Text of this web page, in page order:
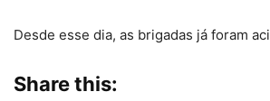
Desde esse dia, as brigadas já foram
Share this: